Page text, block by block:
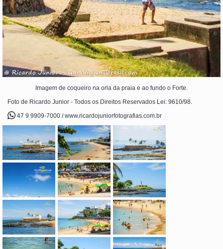
Imagem de coqueiro na orla da praia e ao fundo o Forte.
Foto de Ricardo Junior - Todos os Direitos Reservados Lei: 9610/98.
47 9 9909-7000 / www.ricardojuniorfotografias.com.br